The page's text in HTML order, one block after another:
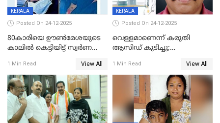
KERALA
Posted On 24-12-2025
80കാരിയെ ഊൺമേശയുടെ
കാലിൽ കെട്ടിയിട്ട് സ്വർണവും
കൊച്ചുമകനും സുഹൃത്തും
അറസ്റ്റിൽ
1 Min Read View All
KERALA
Posted On 24-12-2025
വെള്ളമാണെന്ന് കരുതി
ആസിഡ് കുടിച്ചു;
മരിച്ചു
1 Min Read View All